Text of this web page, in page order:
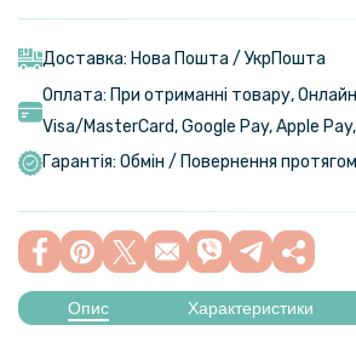
Загартоване захисне скло Full Screen
159 грн
199 грн
Протиударна гідрогелева плівка Hydrogel
239 грн
299 грн
Гідрогелева плівка iNobi Matte для
Доставка: Нова Пошта / УкрПошта
Оплата: При отриманні товару,
Visa/MasterСard, Google Pay, Apple
Гарантія: Обмін / Повернення
Опис Характеристики